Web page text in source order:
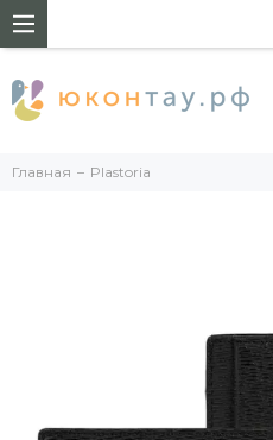
Главная Plastoria